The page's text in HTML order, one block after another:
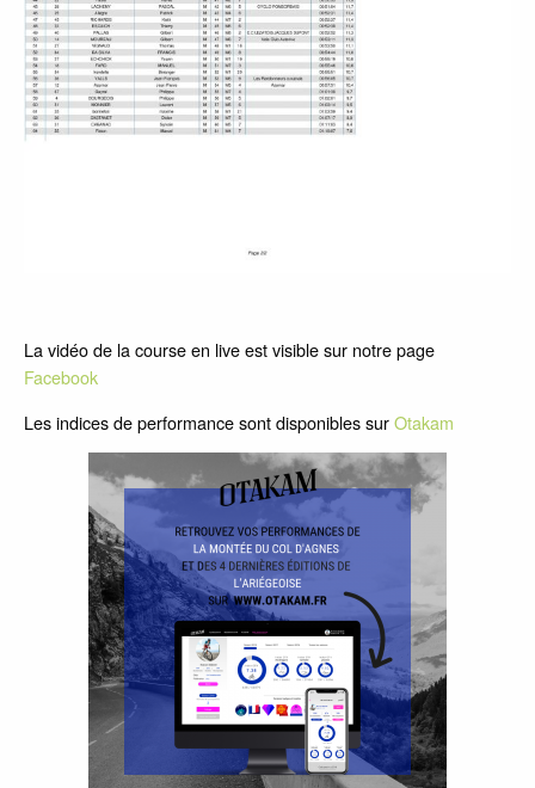
La vidéo de la course en live est visible sur notre page
Facebook
Les indices de performance sont disponibles surOtakam